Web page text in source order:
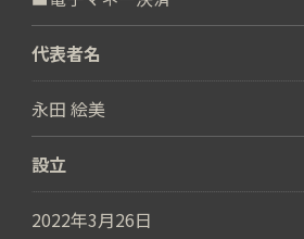
代表者名
永田 絵美
設立
2022年3月26日